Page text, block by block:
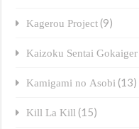
Kagerou Project (9)
Kaizoku Sentai Gokaiger
Kamigami no Asobi (13)
Kill La Kill (15)